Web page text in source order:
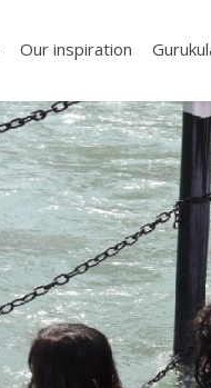
Our inspiration